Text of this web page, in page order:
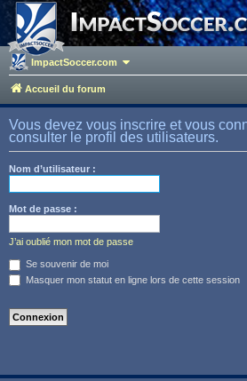
ImpactSoccer.com
Accueil du forum
Vous devez vous inscrire et vous
consulter le profil des utilisateurs.
Nom d’utilisateur :
Mot de passe :
J’ai oublié mon mot de passe
Se souvenir de moi
Masquer mon statut en ligne lors de cette session